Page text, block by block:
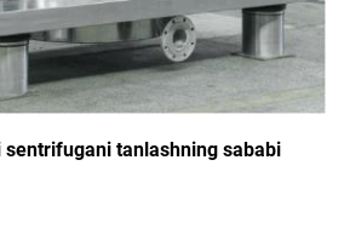
tanlashning sababi